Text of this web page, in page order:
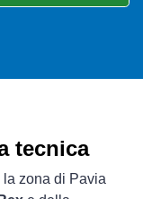
tecnica
la zona di Pavia